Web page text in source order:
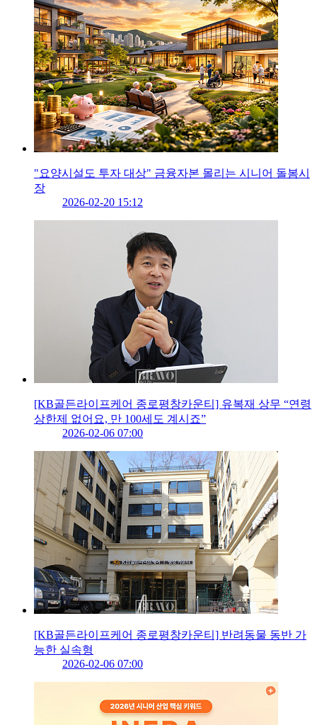
"요양시설도 투자 대상" 금융자본 몰리는 시니어 돌봄시
장
2026-02-20 15:12
[KB골든라이프케어 종로평창카운티] 유복재 상무 “연령
상한제 없어요, 만 100세도 계시죠”
2026-02-06 07:00
[KB골든라이프케어 종로평창카운티] 반려동물 동반 가
능한 실속형
2026-02-06 07:00